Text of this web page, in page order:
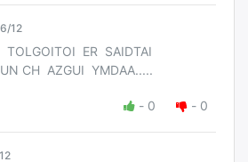
12
ER SAIDTAI
CH AZGUI YMDAA.....
- 0 - 0